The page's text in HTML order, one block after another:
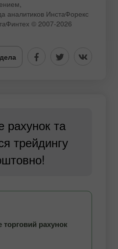
аналитиков ИнстаФорекс
© 2007-2026
рахунок та
трейдингу
торговий рахунок